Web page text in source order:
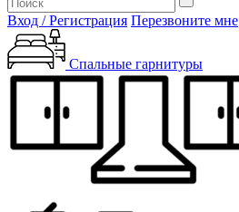
Вход / Регистрация Перезвоните мне
Спальные гарнитуры